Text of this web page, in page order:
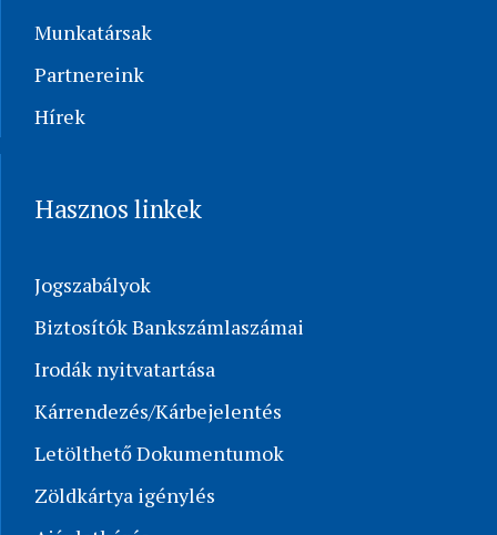
Munkatársak
Partnereink
Hírek
Hasznos linkek
Jogszabályok
Biztosítók Bankszámlaszámai
Irodák nyitvatartása
Kárrendezés/Kárbejelentés
Letölthető Dokumentumok
Zöldkártya igénylés